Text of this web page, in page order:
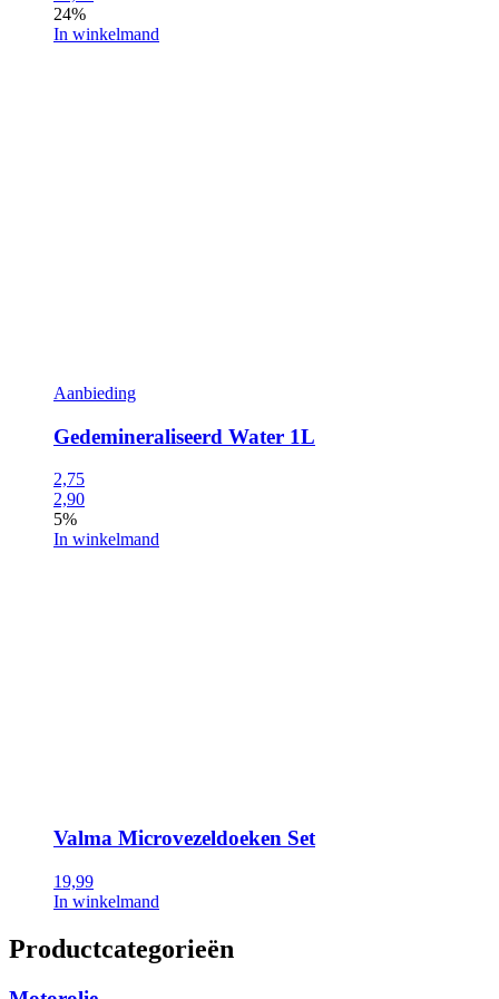
24%
In winkelmand
Aanbieding
Gedemineraliseerd Water 1L
2,75
2,90
5%
In winkelmand
Valma Microvezeldoeken Set
19,99
In winkelmand
Productcategorieën